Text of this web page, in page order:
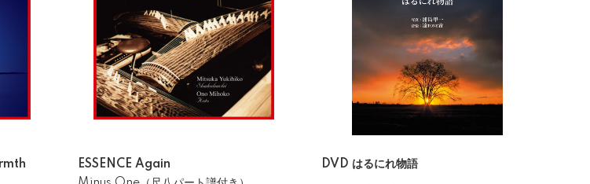
ESSENCE Again
DVD はるにれ物語